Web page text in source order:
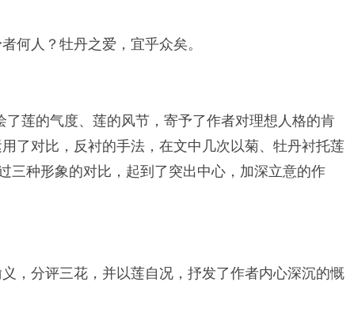
何人？牡丹之爱，宜乎众矣。
了莲的气度、莲的风节，寄予了作者对理想人格的肯
了对比，反衬的手法，在文中几次以菊、牡丹衬托莲
三种形象的对比，起到了突出中心，加深立意的作
，分评三花，并以莲自况，抒发了作者内心深沉的慨